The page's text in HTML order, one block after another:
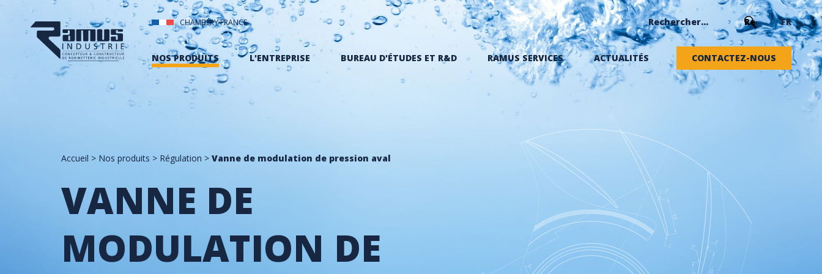
CHAMBÉRY FRANCE FR
NOS PRODUITS L'ENTREPRISE BUREAU D'ÉTUDES ET R&D RAMUS SERVICES ACTUALITÉS CONTACTEZ-NOUS
Accueil > Nos produits > Régulation > Vanne de modulation de pression aval
VANNE DE
MODULATION DE